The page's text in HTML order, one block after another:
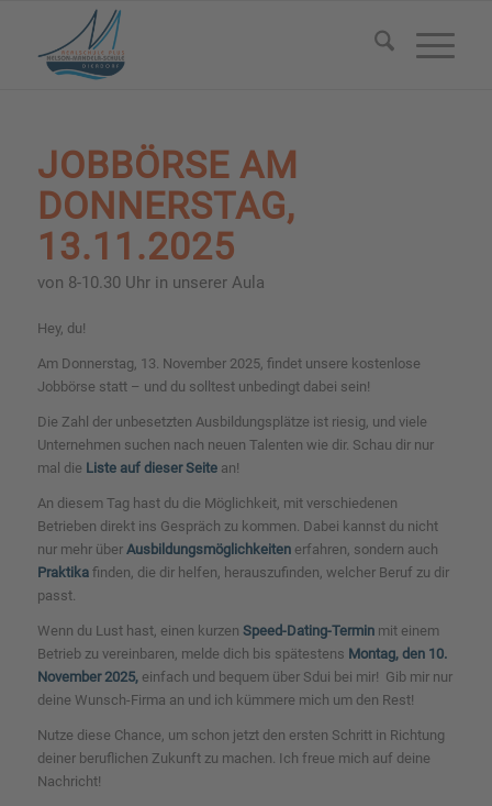
JOBBÖRSE AM
DONNERSTAG,
13.11.2025
von 8-10.30 Uhr in unserer Aula
Hey, du!
Am Donnerstag, 13. November 2025, findet unsere kostenlose
Jobbörse statt – und du solltest unbedingt dabei sein!
Die Zahl der unbesetzten Ausbildungsplätze ist riesig, und viele
Unternehmen suchen nach neuen Talenten wie dir. Schau dir nur
mal die Liste auf dieser Seitean!
An diesem Tag hast du die Möglichkeit, mit verschiedenen
Betrieben direkt ins Gespräch zu kommen. Dabei kannst du nicht
nur mehr über Ausbildungsmöglichkeitenerfahren, sondern auch
Praktikafinden, die dir helfen, herauszufinden, welcher Beruf zu dir
passt.
Wenn du Lust hast, einen kurzen Speed-Dating-Terminmit einem
Betrieb zu vereinbaren, melde dich bis spätestens Montag, den 10.
November 2025,einfach und bequem über Sdui bei mir! Gib mir nur
deine Wunsch-Firma an und ich kümmere mich um den Rest!
Nutze diese Chance, um schon jetzt den ersten Schritt in Richtung
deiner beruflichen Zukunft zu machen. Ich freue mich auf deine
Nachricht!